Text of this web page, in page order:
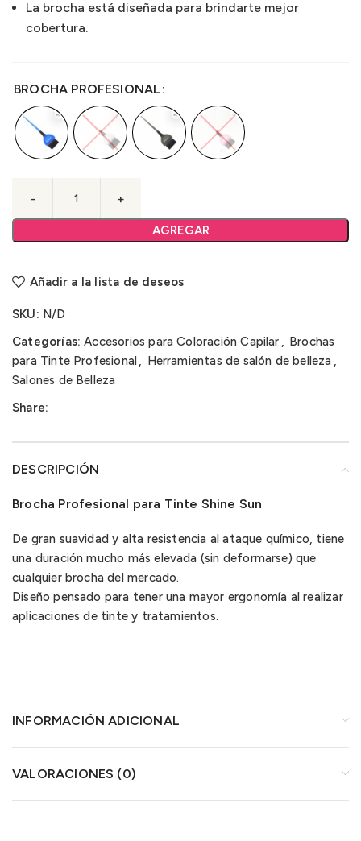
La brocha está diseñada para brindarte mejor
cobertura.
BROCHA PROFESIONAL
AGREGAR
Añadir a la lista de deseos
SKU: N/D
Categorías: Accesorios para Coloración Capilar , Brochas
para Tinte Profesional, Herramientas de salón de belleza ,
Salones de Belleza
Share:
DESCRIPCIÓN
Brocha Profesional para Tinte Shine Sun
De gran suavidad y alta resistencia al ataque químico, tiene
una duración mucho más elevada (sin deformarse) que
cualquier brocha del mercado.
Diseño pensado para tener una mayor ergonomía al realizar
aplicaciones de tinte y tratamientos.
INFORMACIÓN ADICIONAL
VALORACIONES (0)